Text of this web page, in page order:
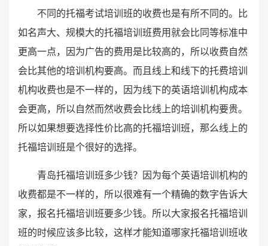
不同的托福考试培训班的收费也是有所不同的。比
如名声大、规模大的托福培训班费用就会比同等标准中
更高一点，因为广告的费用是比较高的，所以收费自然
会比其他的培训机构要高。而且线上和线下的托费培训
机构收费也是不一样的，因为线下的英语培训机构成本
会更高，所以自然而然收费会比线上的培训机构要贵。
所以如果想要选择性价比高的托福培训班，那么线上的
托福培训班是个很好的选择。
青岛托福培训班多少钱？因为每个英语培训机构的
收费都是不一样的，所以很难有一个精确的数字告诉大
家，报名托福培训班要多少钱。所以大家报名托福培训
班的时候应该多比较，这样才能知道哪家托福培训班收